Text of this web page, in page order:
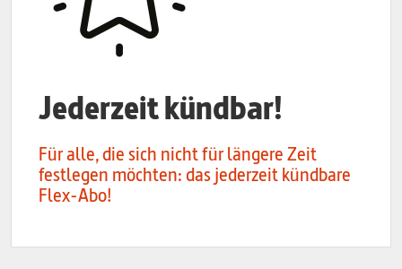
Jederzeit kündbar!
Für alle, die sich nicht für längere Zeit
festlegen möchten: das jederzeit kündbare
Flex-Abo!